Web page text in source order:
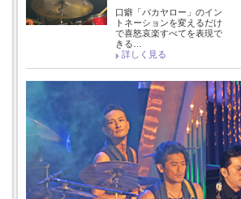
口癖「バカヤロー」のイン
トネーションを変えるだけ
で喜怒哀楽すべてを表現で
きる…
詳しく見る